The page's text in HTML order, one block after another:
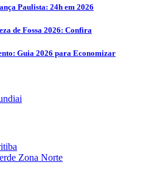
Paulista: 24h em 2026
de Fossa 2026: Confira
Guia 2026 para Economizar
Zona Norte